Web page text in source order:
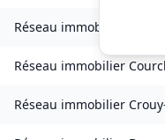
Réseau immobilier
Réseau immobilier
Réseau immobilier